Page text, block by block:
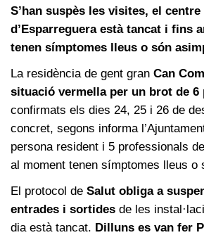
S’han suspès les visites, el centre
d’Esparreguera està tancat i fins
tenen símptomes lleus o són
La residència de gent gran Can
situació vermella per un brot de 6
confirmats els dies 24, 25 i 26 de
concret, segons informa
persona resident i 5 professionals
al moment tenen símptomes lleus o
El protocol de Salut obliga a
entrades i sortides de les
dia està tancat. Dilluns es van fer